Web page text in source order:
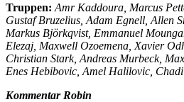
Truppen: Amr Kaddoura, Marcus
Gustaf Bruzelius, Adam Egnell, Allen
Markus Björkqvist, Emmanuel
Elezaj, Maxwell Ozoemena, Xavier
Christian Stark, Andreas Murbeck,
Enes Hebibovic, Amel Halilovic,
Kommentar Robin